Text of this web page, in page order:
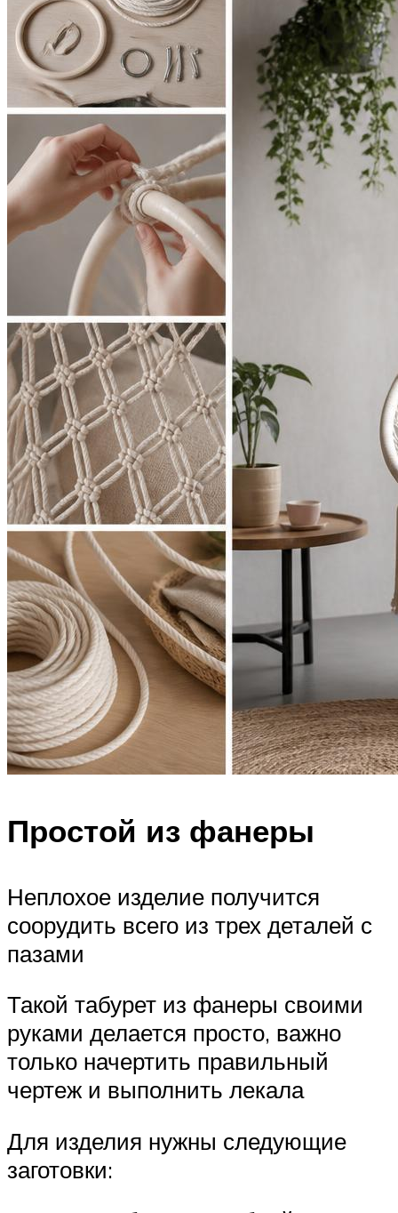
Простой из фанеры
Неплохое изделие получится
соорудить всего из трех деталей с
пазами
Такой табурет из фанеры своими
руками делается просто, важно
только начертить правильный
чертеж и выполнить лекала
Для изделия нужны следующие
заготовки: